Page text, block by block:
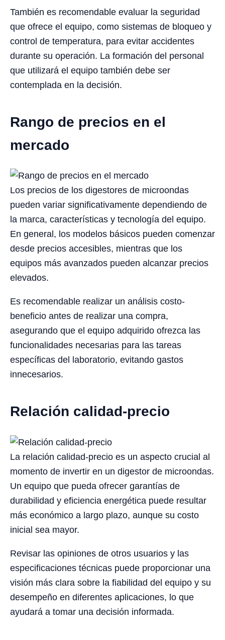
También es recomendable evaluar la seguridad
que ofrece el equipo, como sistemas de bloqueo y
control de temperatura, para evitar accidentes
durante su operación. La formación del personal
que utilizará el equipo también debe ser
contemplada en la decisión.
Rango de precios en el
mercado
Los precios de los digestores de microondas
pueden variar significativamente dependiendo de
la marca, características y tecnología del equipo.
En general, los modelos básicos pueden comenzar
desde precios accesibles, mientras que los
equipos más avanzados pueden alcanzar precios
elevados.
Es recomendable realizar un análisis costo-
beneficio antes de realizar una compra,
asegurando que el equipo adquirido ofrezca las
funcionalidades necesarias para las tareas
específicas del laboratorio, evitando gastos
innecesarios.
Relación calidad-precio
La relación calidad-precio es un aspecto crucial al
momento de invertir en un digestor de microondas.
Un equipo que pueda ofrecer garantías de
durabilidad y eficiencia energética puede resultar
más económico a largo plazo, aunque su costo
inicial sea mayor.
Revisar las opiniones de otros usuarios y las
especificaciones técnicas puede proporcionar una
visión más clara sobre la fiabilidad del equipo y su
desempeño en diferentes aplicaciones, lo que
ayudará a tomar una decisión informada.